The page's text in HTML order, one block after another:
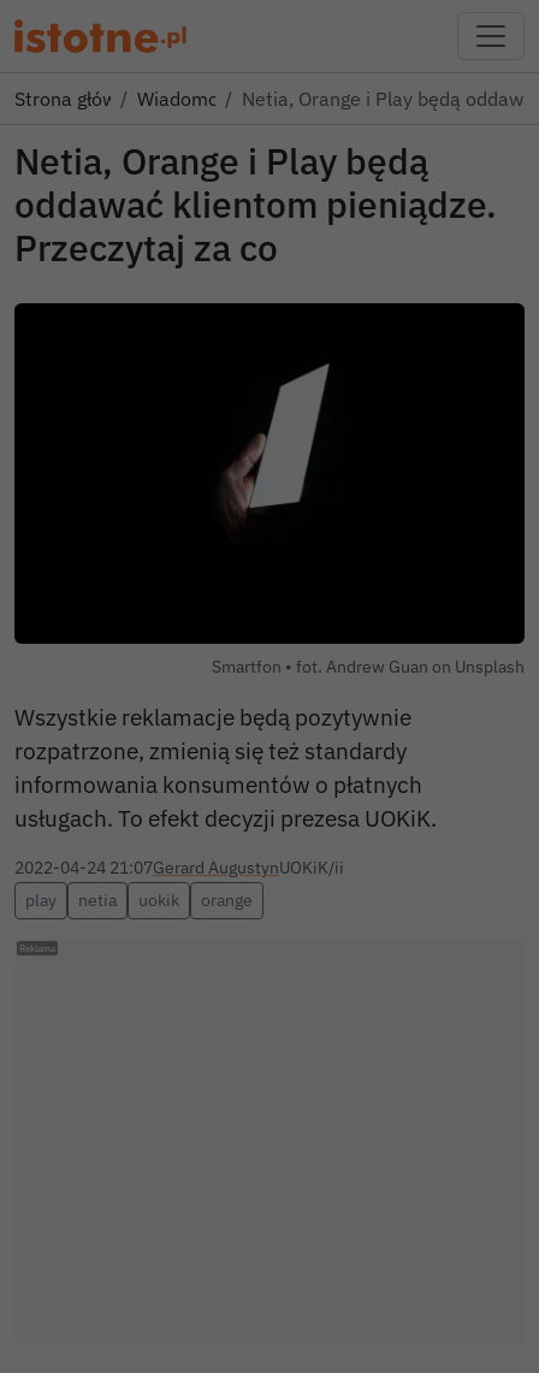
Strona głównaWiadomości Netia, Orange i Play będą
Netia, Orange i Play będą
oddawać klientom pieniądze.
Przeczytaj za co
Smartfon • fot. Andrew Guan on Unsplash
Wszystkie reklamacje będą pozytywnie
rozpatrzone, zmienią się też standardy
informowania konsumentów o płatnych
usługach. To efekt decyzji prezesa UOKiK.
2022-04-24 21:07Gerard AugustynUOKiK/ii
play
netia uokik orange